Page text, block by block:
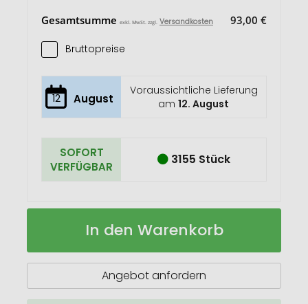
Gesamtsumme exkl. MwSt. zzgl. Versandkosten 93,00 €
Bruttopreise
12 August
Voraussichtliche Lieferung
am12. August
SOFORT
VERFÜGBAR
3155 Stück
Mellax
Multifunktions-
aus
Auf
In den Warenkorb
Angebot anfordern